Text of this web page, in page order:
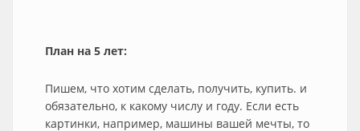
План на 5 лет:
Пишем, что хотим сделать, получить, купить. и
обязательно, к какому числу и году. Если есть
картинки, например, машины вашей мечты, то